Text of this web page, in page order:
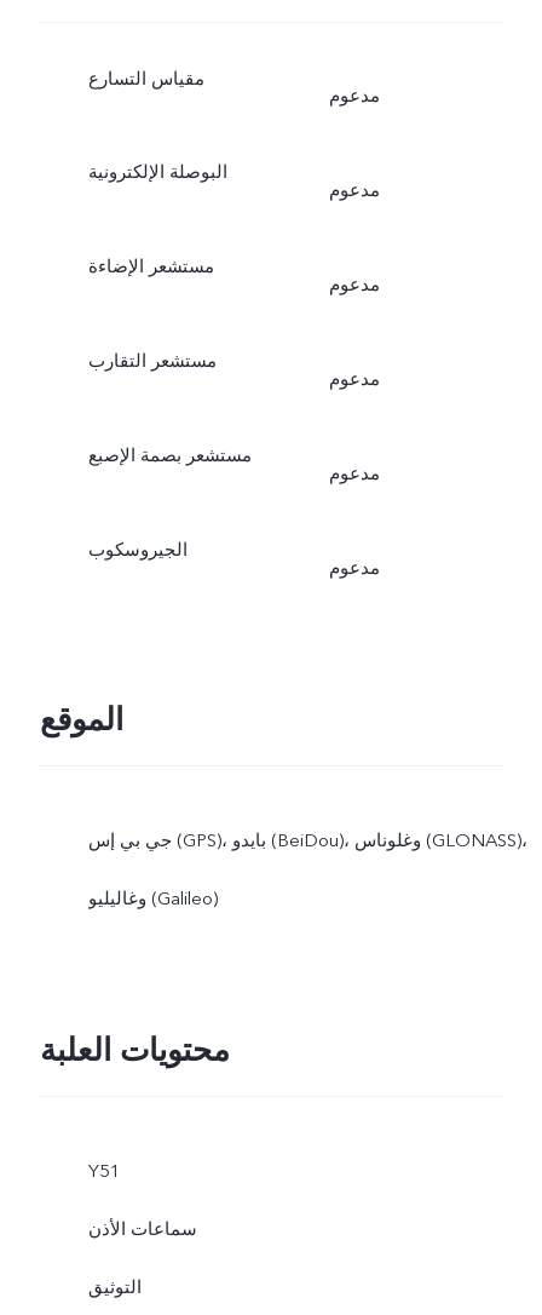
مقياس التسارع
مدعوم
البوصلة الإلكترونية
مدعوم
مستشعر الإضاءة
مدعوم
مستشعر التقارب
مدعوم
مستشعر بصمة الإصبع
مدعوم
الجيروسكوب
مدعوم
الموقع
جي بي إس (GPS)، بايدو (BeiDou)، وغلوناس (GLONASS)،
وغاليليو (Galileo)
محتويات العلبة
Y51
سماعات الأذن
التوثيق